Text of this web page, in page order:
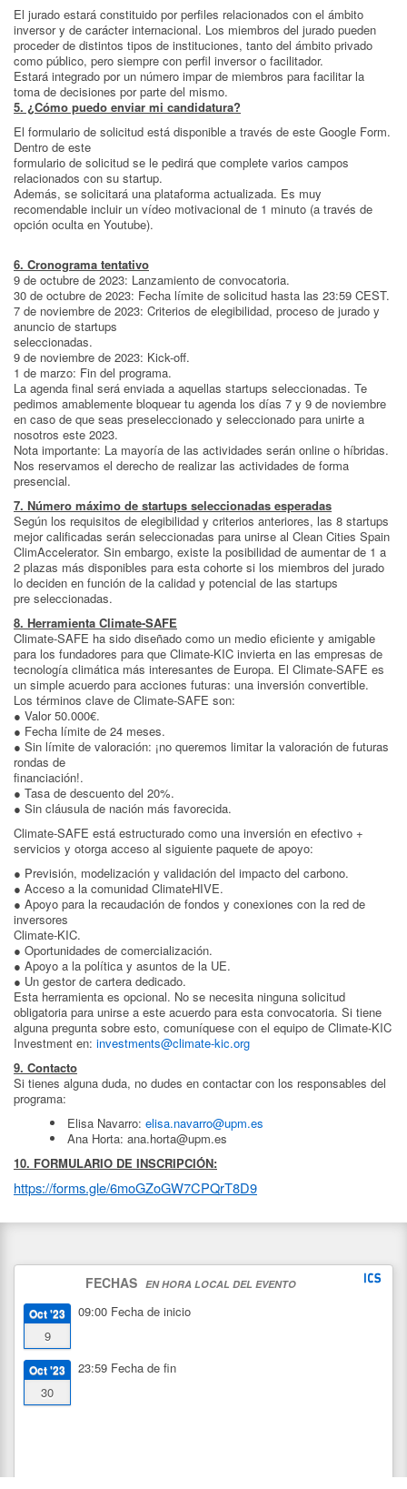
El jurado estará constituido por perfiles relacionados con el ámbito
inversor y de carácter internacional. Los miembros del jurado pueden
proceder de distintos tipos de instituciones, tanto del ámbito privado
como público, pero siempre con perfil inversor o facilitador.
Estará integrado por un número impar de miembros para facilitar la
toma de decisiones por parte del mismo.
5. ¿Cómo puedo enviar mi candidatura?
El formulario de solicitud está disponible a través de este Google Form.
Dentro de este
formulario de solicitud se le pedirá que complete varios campos
relacionados con su startup.
Además, se solicitará una plataforma actualizada. Es muy
recomendable incluir un vídeo motivacional de 1 minuto (a través de
opción oculta en Youtube).
6. Cronograma tentativo
9 de octubre de 2023: Lanzamiento de convocatoria.
30 de octubre de 2023: Fecha límite de solicitud hasta las 23:59 CEST.
7 de noviembre de 2023: Criterios de elegibilidad, proceso de jurado y
anuncio de startups
seleccionadas.
9 de noviembre de 2023: Kick-off.
1 de marzo: Fin del programa.
La agenda final será enviada a aquellas startups seleccionadas. Te
pedimos amablemente bloquear tu agenda los días 7 y 9 de noviembre
en caso de que seas preseleccionado y seleccionado para unirte a
nosotros este 2023.
Nota importante: La mayoría de las actividades serán online o híbridas.
Nos reservamos el derecho de realizar las actividades de forma
presencial.
7. Número máximo de startups seleccionadas esperadas
Según los requisitos de elegibilidad y criterios anteriores, las 8 startups
mejor calificadas serán seleccionadas para unirse al Clean Cities Spain
ClimAccelerator. Sin embargo, existe la posibilidad de aumentar de 1 a
2 plazas más disponibles para esta cohorte si los miembros del jurado
lo deciden en función de la calidad y potencial de las startups
pre seleccionadas.
8. Herramienta Climate-SAFE
Climate-SAFE ha sido diseñado como un medio eficiente y amigable
para los fundadores para que Climate-KIC invierta en las empresas de
tecnología climática más interesantes de Europa. El Climate-SAFE es
un simple acuerdo para acciones futuras: una inversión convertible.
Los términos clave de Climate-SAFE son:
● Valor 50.000€.
● Fecha límite de 24 meses.
● Sin límite de valoración: ¡no queremos limitar la valoración de futuras
rondas de
financiación!.
● Tasa de descuento del 20%.
● Sin cláusula de nación más favorecida.
Climate-SAFE está estructurado como una inversión en efectivo +
servicios y otorga acceso al siguiente paquete de apoyo:
● Previsión, modelización y validación del impacto del carbono.
● Acceso a la comunidad ClimateHIVE.
● Apoyo para la recaudación de fondos y conexiones con la red de
inversores
Climate-KIC.
● Oportunidades de comercialización.
● Apoyo a la política y asuntos de la UE.
● Un gestor de cartera dedicado.
Esta herramienta es opcional. No se necesita ninguna solicitud
obligatoria para unirse a este acuerdo para esta convocatoria. Si tiene
alguna pregunta sobre esto, comuníquese con el equipo de Climate-KIC
Investment en: investments@climate-kic.org
9. Contacto
Si tienes alguna duda, no dudes en contactar con los responsables del
programa:
Elisa Navarro: elisa.navarro@upm.es
Ana Horta: ana.horta@upm.es
10. FORMULARIO DE INSCRIPCIÓN:
https://forms.gle/6moGZoGW7CPQrT8D9
FECHAS EN HORA LOCAL DEL EVENTO
Oct '23
9
09:00 Fecha de inicio
Oct '23
30
23:59 Fecha de fin